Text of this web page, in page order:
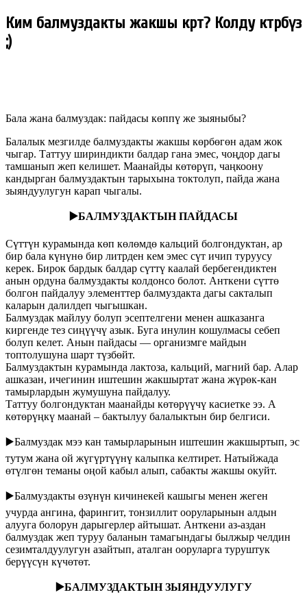
Ким балмуздакты жакшы көрөт? Колду көтөрөбүз
;)
Бала жана балмуздак: пайдасы көппү же зыяныбы?
Балалык мезгилде балмуздакты жакшы көрбөгөн адам жок
чыгар. Таттуу шириндикти балдар гана эмес, чоңдор дагы
тамшанып жеп келишет. Маанайды көтөрүп, чаңкоону
кандырган балмуздактын тарыхына токтолуп, пайда жана
зыяндуулугун карап чыгалы.
▶️БАЛМУЗДАКТЫН ПАЙДАСЫ
Сүттүн курамында көп көлөмдө кальций болгондуктан, ар
бир бала күнүнө бир литрден кем эмес сүт ичип туруусу
керек. Бирок бардык балдар сүттү каалай бербегендиктен
анын ордуна балмуздакты колдонсо болот. Анткени сүттө
болгон пайдалуу элементтер балмуздакта дагы сакталып
каларын далилдеп чыгышкан.
Балмуздак майлуу болуп эсептелгени менен ашказанга
киргенде тез сиңүүчү азык. Буга инулин кошулмасы себеп
болуп келет. Анын пайдасы — организмге майдын
топтолушуна шарт түзбөйт.
Балмуздактын курамында лактоза, кальций, магний бар. Алар
ашказан, ичегинин иштешин жакшыртат жана жүрөк-кан
тамырлардын жумушуна пайдалуу.
Таттуу болгондуктан маанайды көтөрүүчү касиетке ээ. А
көтөрүңкү маанай – бактылуу балалыктын бир белгиси.
▶️Балмуздак мээ кан тамырларынын иштешин жакшыртып, эс
тутум жана ой жүгүртүүнү калыпка келтирет. Натыйжада
өтүлгөн теманы оңой кабыл алып, сабакты жакшы окуйт.
▶️Балмуздакты өзүнүн кичинекей кашыгы менен жеген
учурда ангина, фарингит, тонзиллит ооруларынын алдын
алууга болорун дарыгерлер айтышат. Анткени аз-аздан
балмуздак жеп туруу баланын тамагындагы былжыр челдин
сезимталдуулугун азайтып, аталган ооруларга туруштук
берүүсүн күчөтөт.
▶️БАЛМУЗДАКТЫН ЗЫЯНДУУЛУГУ